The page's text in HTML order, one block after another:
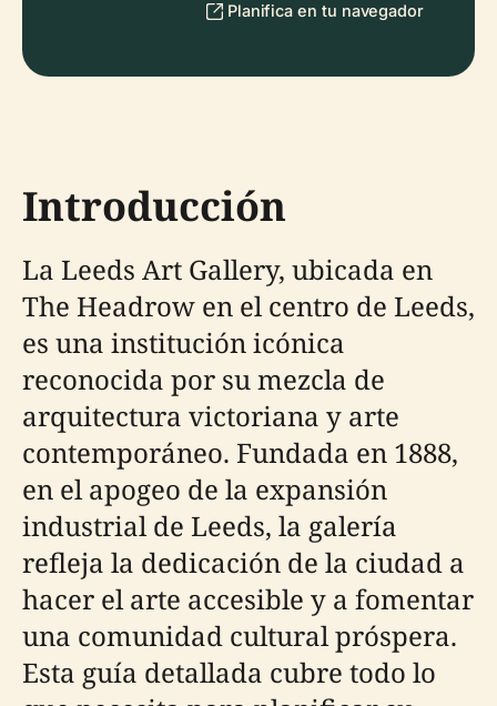
Planifica en tu navegador
Introducción
La Leeds Art Gallery, ubicada en
The Headrow en el centro de Leeds,
es una institución icónica
reconocida por su mezcla de
arquitectura victoriana y arte
contemporáneo. Fundada en 1888,
en el apogeo de la expansión
industrial de Leeds, la galería
refleja la dedicación de la ciudad a
hacer el arte accesible y a fomentar
una comunidad cultural próspera.
Esta guía detallada cubre todo lo